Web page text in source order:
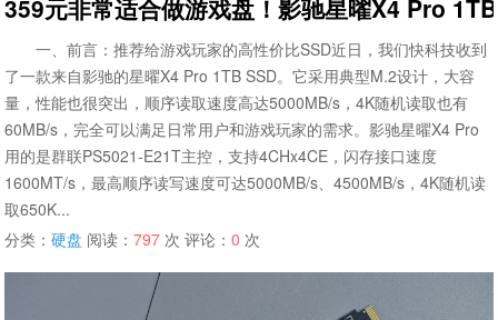
359元非常适合做游戏盘！影驰星曜X4 Pro
一、前言：推荐给游戏玩家的高性价比SSD近日，我们快科技收到
了一款来自影驰的星曜X4 Pro 1TB SSD。它采用典型M.2设计，大容
量，性能也很突出，顺序读取速度高达5000MB/s，4K随机读取也有
60MB/s，完全可以满足日常用户和游戏玩家的需求。影驰星曜X4 Pro
用的是群联PS5021-E21T主控，支持4CHx4CE，闪存接口速度
1600MT/s，最高顺序读写速度可达5000MB/s、4500MB/s，4K随机读
取650K...
分类：硬盘 阅读：797 次 评论：0 次